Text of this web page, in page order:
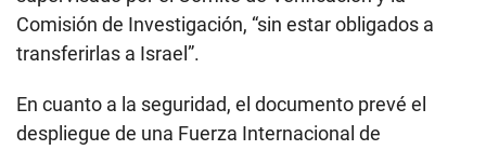
Comisión de Investigación, “sin estar obligados a
transferirlas a Israel”.
En cuanto a la seguridad, el documento prevé el
despliegue de una Fuerza Internacional de